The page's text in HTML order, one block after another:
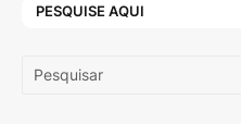
PESQUISE AQUI